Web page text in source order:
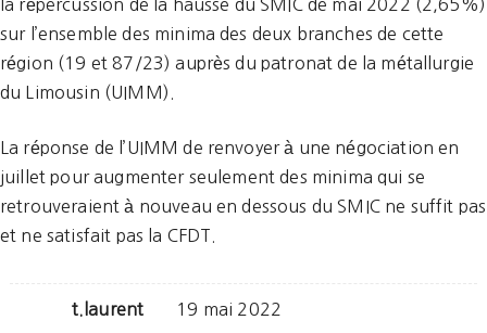
la répercussion de la hausse du SMIC de mai 2022 (2,65%)
sur l’ensemble des minima des deux branches de cette
région (19 et 87/23) auprès du patronat de la métallurgie
du Limousin (UIMM).
La réponse de l’UIMM de renvoyer à une négociation en
juillet pour augmenter seulement des minima qui se
retrouveraient à nouveau en dessous du SMIC ne suffit pas
et ne satisfait pas la CFDT.
t.laurent
19 mai 2022